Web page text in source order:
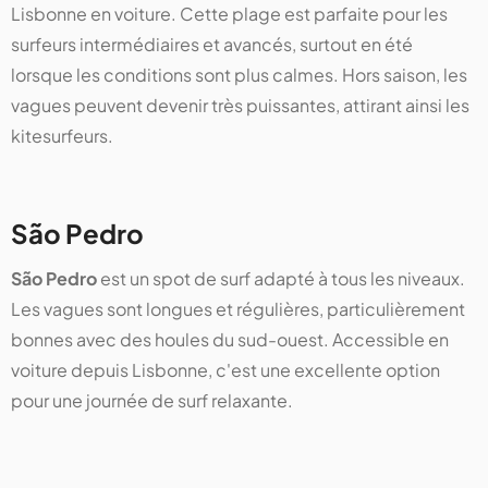
Lisbonne en voiture. Cette plage est parfaite pour les
surfeurs intermédiaires et avancés, surtout en été
lorsque les conditions sont plus calmes. Hors saison, les
vagues peuvent devenir très puissantes, attirant ainsi les
kitesurfeurs.
São Pedro
São Pedroest un spot de surf adapté à tous les niveaux.
Les vagues sont longues et régulières, particulièrement
bonnes avec des houles du sud-ouest. Accessible en
voiture depuis Lisbonne, c'est une excellente option
pour une journée de surf relaxante.